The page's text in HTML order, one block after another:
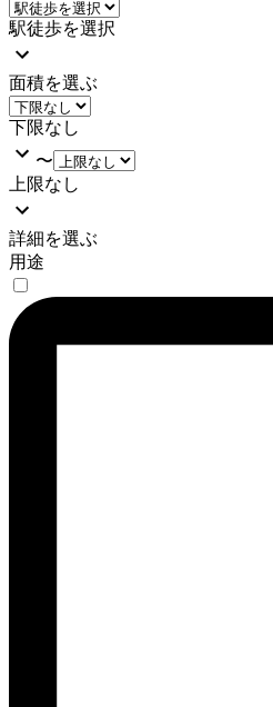
駅徒歩を選択
面積を選ぶ
下限なし
〜
上限なし
詳細を選ぶ
用途